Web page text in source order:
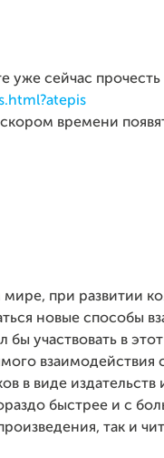
уже сейчас прочесть
скором времени
при развитии
новые способы
бы участвовать в
взаимодействия
в виде издательств
быстрее и с
так и